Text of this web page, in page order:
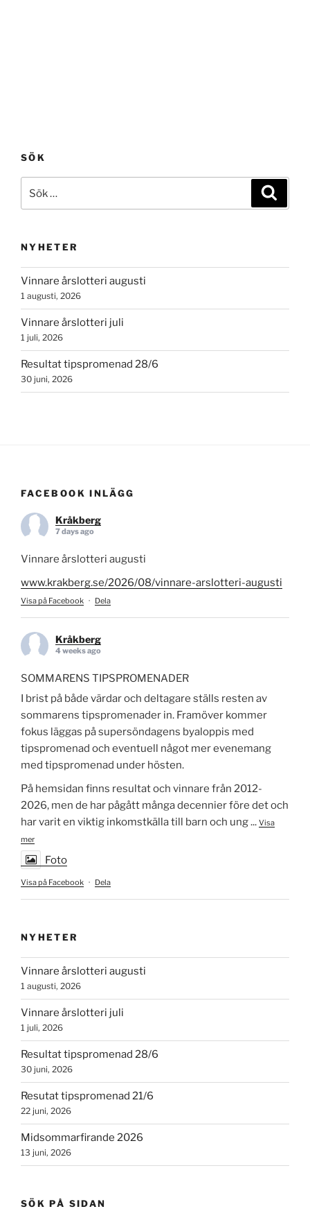
SÖK
efter:
NYHETER
Vinnare årslotteri augusti
1 augusti, 2026
Vinnare årslotteri juli
1 juli, 2026
Resultat tipspromenad 28/6
30 juni, 2026
FACEBOOK INLÄGG
Kråkberg
7 days ago
Vinnare årslotteri augusti
www.krakberg.se/2026/08/vinnare-arslotteri-augusti
Visa på Facebook · Dela
Kråkberg
4 weeks ago
SOMMARENS TIPSPROMENADER
I brist på både värdar och deltagare ställs resten av
sommarens tipspromenader in. Framöver kommer
fokus läggas på supersöndagens byaloppis med
tipspromenad och eventuell något mer evenemang
med tipspromenad under hösten.
På hemsidan finns resultat och vinnare från 2012-
2026, men de har pågått många decennier före det och
har varit en viktig inkomstkälla till barn och ung... Visa
mer
Foto
Visa på Facebook · Dela
NYHETER
Vinnare årslotteri augusti
1 augusti, 2026
Vinnare årslotteri juli
1 juli, 2026
Resultat tipspromenad 28/6
30 juni, 2026
Resutat tipspromenad 21/6
22 juni, 2026
Midsommarfirande 2026
13 juni, 2026
SÖK PÅ SIDAN